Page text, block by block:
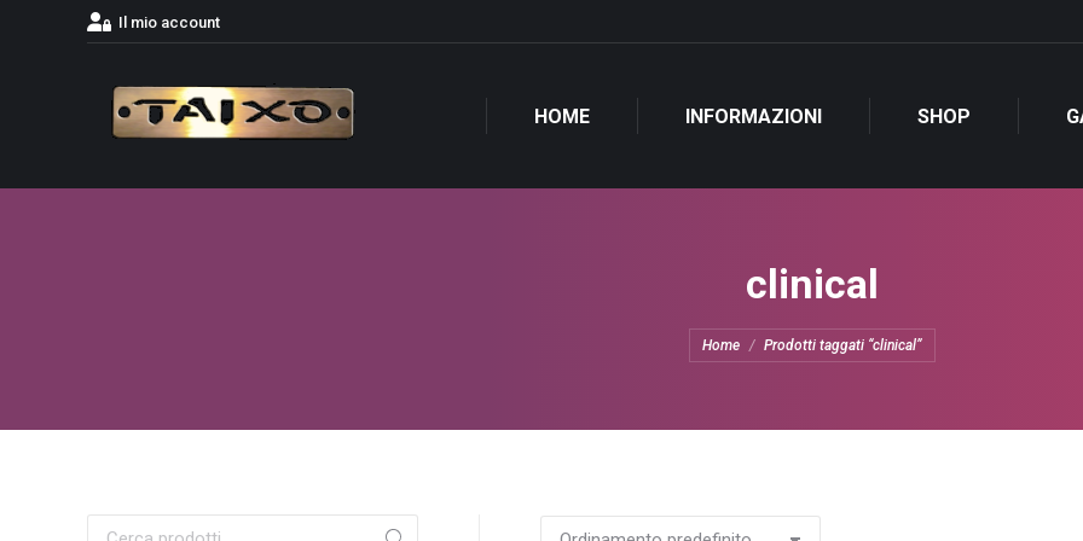
Il mio account
HOME INFORMAZIONI SHOP
clinical
Tu sei qui:
Home Prodotti taggati “clinical”